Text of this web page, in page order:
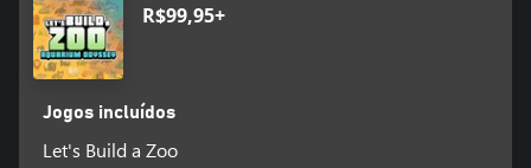
R$99,95+
Jogos incluídos
Let's Build a Zoo